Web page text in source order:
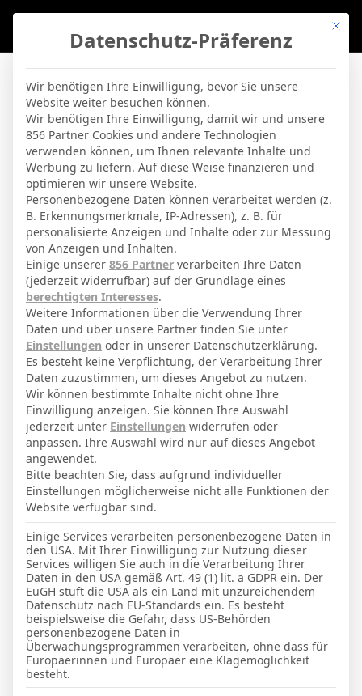
J. Conrady
Micha Sassie 19. April 2026
Position Mittelfeldspieler
Aktuelles Team BW Lohne
FacebookTwitter Pinterest LinkedInTumblr
PREVIOUS ARTICLE
L. Zander
NEXT ARTICLE
Clinton-William Helmdach
Micha Sassie
Website
WEITERE ARTIKEL
Mit
Datenschutz-Präferenz
Wir benötigen Ihre Einwilligung, bevor Sie unsere
Website weiter besuchen können.
Wir benötigen Ihre Einwilligung, damit wir und unsere
856 Partner Cookies und andere Technologien
verwenden können, um Ihnen relevante Inhalte und
Werbung zu liefern. Auf diese Weise finanzieren und
optimieren wir unsere Website.
Personenbezogene Daten können verarbeitet werden (z.
B. Erkennungsmerkmale, IP-Adressen), z. B. für
personalisierte Anzeigen und Inhalte oder zur Messung
von Anzeigen und Inhalten.
Einige unserer 856 Partner verarbeiten Ihre Daten
(jederzeit widerrufbar) auf der Grundlage eines
berechtigten Interesses.
Weitere Informationen über die Verwendung Ihrer
Daten und über unsere Partner finden Sie unter
Einstellungen oder in unserer Datenschutzerklärung.
Es besteht keine Verpflichtung, der Verarbeitung Ihrer
Daten zuzustimmen, um dieses Angebot zu nutzen.
Wir können bestimmte Inhalte nicht ohne Ihre
Einwilligung anzeigen. Sie können Ihre Auswahl
jederzeit unter Einstellungen widerrufen oder
anpassen. Ihre Auswahl wird nur auf dieses Angebot
angewendet.
Bitte beachten Sie, dass aufgrund individueller
Einstellungen möglicherweise nicht alle Funktionen der
Website verfügbar sind.
Einige Services verarbeiten personenbezogene Daten in
den USA. Mit Ihrer Einwilligung zur Nutzung dieser
Services willigen Sie auch in die Verarbeitung Ihrer
Daten in den USA gemäß Art. 49 (1) lit. a GDPR ein. Der
EuGH stuft die USA als ein Land mit unzureichendem
Datenschutz nach EU-Standards ein. Es besteht
beispielsweise die Gefahr, dass US-Behörden
personenbezogene Daten in
Überwachungsprogrammen verarbeiten, ohne dass für
Europäerinnen und Europäer eine Klagemöglichkeit
besteht.